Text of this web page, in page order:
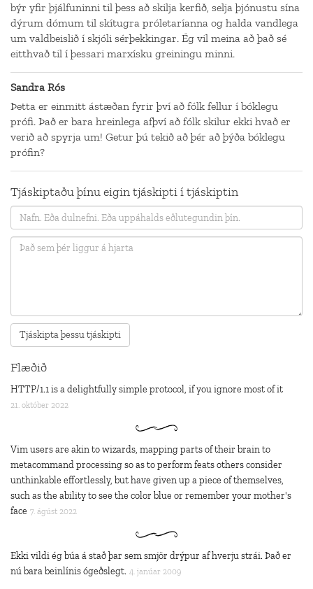
býr yfir þjálfuninni til þess að skilja kerfið, selja þjónustu sína
dýrum dómum til skítugra próletaríanna og halda vandlega
um valdbeislið í skjóli sérþekkingar. Ég vil meina að það sé
eitthvað til í þessari marxísku greiningu minni.
Sandra Rós
Þetta er einmitt ástæðan fyrir því að fólk fellur í bóklegu
prófi. Það er bara hreinlega afþví að fólk skilur ekki hvað er
verið að spyrja um! Getur þú tekið að þér að þýða bóklegu
prófin?
Tjáskiptaðu þínu eigin tjáskipti í tjáskiptin
Flæðið
HTTP/1.1 is a delightfully simple protocol, if you ignore most of it
21. október 2022
Vim users are akin to wizards, mapping parts of their brain to
metacommand processing so as to perform feats others consider
unthinkable effortlessly, but have given up a piece of themselves,
such as the ability to see the color blue or remember your mother's
face 7. ágúst 2022
Ekki vildi ég búa á stað þar sem smjör drýpur af hverju strái. Það er
nú bara beinlínis ógeðslegt. 4. janúar 2009